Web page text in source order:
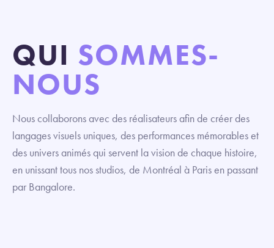
QUI SOMMES-
NOUS
Nous collaborons avec des réalisateurs afin de créer des
langages visuels uniques, des performances mémorables et
des univers animés qui servent la vision de chaque histoire,
en unissant tous nos studios, de Montréal à Paris en passant
par Bangalore.